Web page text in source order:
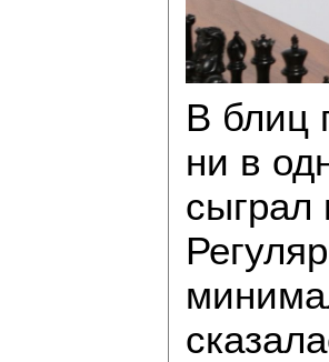
В блиц
ни в
сыграл